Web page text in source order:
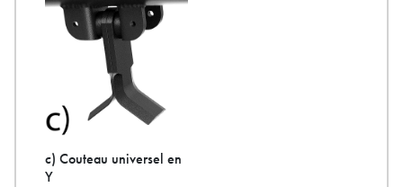
c) Couteau universel en
Y